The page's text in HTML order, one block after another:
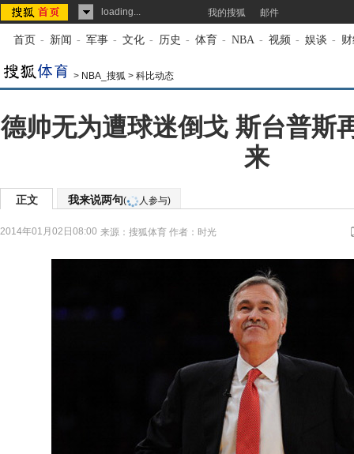
loading... 我的搜狐 邮件
首页 - 新闻 - 军事 - 文化 - 历史 - 体育 - NBA - 视频 - 娱谈 -
> NBA_搜狐 > 科比动态
德帅无为遭球迷倒戈 斯台普斯
来
正文 我来说两句( 人参与)
2014年01月02日08:00 来源： 搜狐体育 作者：时光